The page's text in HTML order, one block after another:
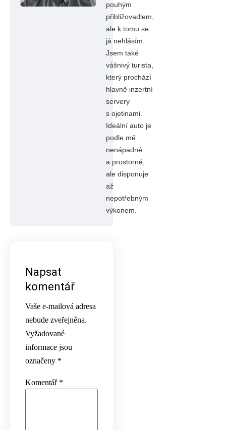
pouhým
přibližovadlem,
ale k tomu se
já nehlásím.
Jsem také
vášnivý turista,
který prochází
hlavně inzertní
servery
s ojetinami.
Ideální auto je
podle mě
nenápadné
a prostorné,
ale disponuje
až
nepotřebným
výkonem.
Napsat
komentář
Vaše e-mailová adresa
nebude zveřejněna.
Vyžadované
informace jsou
označeny *
Komentář *